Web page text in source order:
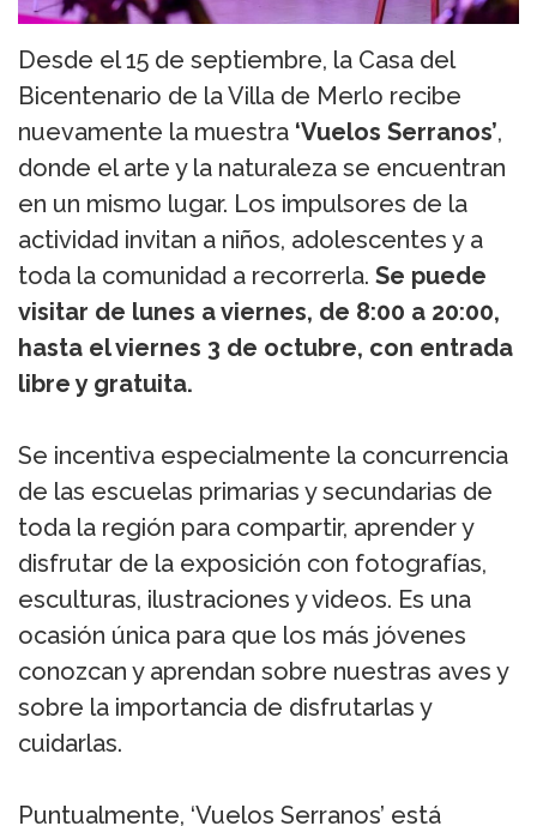
Desde el 15 de septiembre, la Casa del
Bicentenario de la Villa de Merlo recibe
nuevamente la muestra ‘Vuelos Serranos’,
donde el arte y la naturaleza se encuentran
en un mismo lugar. Los impulsores de la
actividad invitan a niños, adolescentes y a
toda la comunidad a recorrerla. Se puede
visitar de lunes a viernes, de 8:00 a 20:00,
hasta el viernes 3 de octubre, con entrada
libre y gratuita.
Se incentiva especialmente la concurrencia
de las escuelas primarias y secundarias de
toda la región para compartir, aprender y
disfrutar de la exposición con fotografías,
esculturas, ilustraciones y videos. Es una
ocasión única para que los más jóvenes
conozcan y aprendan sobre nuestras aves y
sobre la importancia de disfrutarlas y
cuidarlas.
Puntualmente, ‘Vuelos Serranos’ está